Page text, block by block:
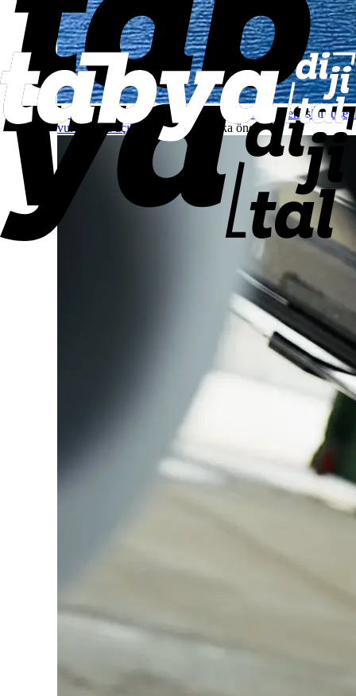
BAE, İran’ın Hürmüz Boğazı’nda ADNOC gemisini
vurduğunu açıkladı
Savaş 12 dakika önce